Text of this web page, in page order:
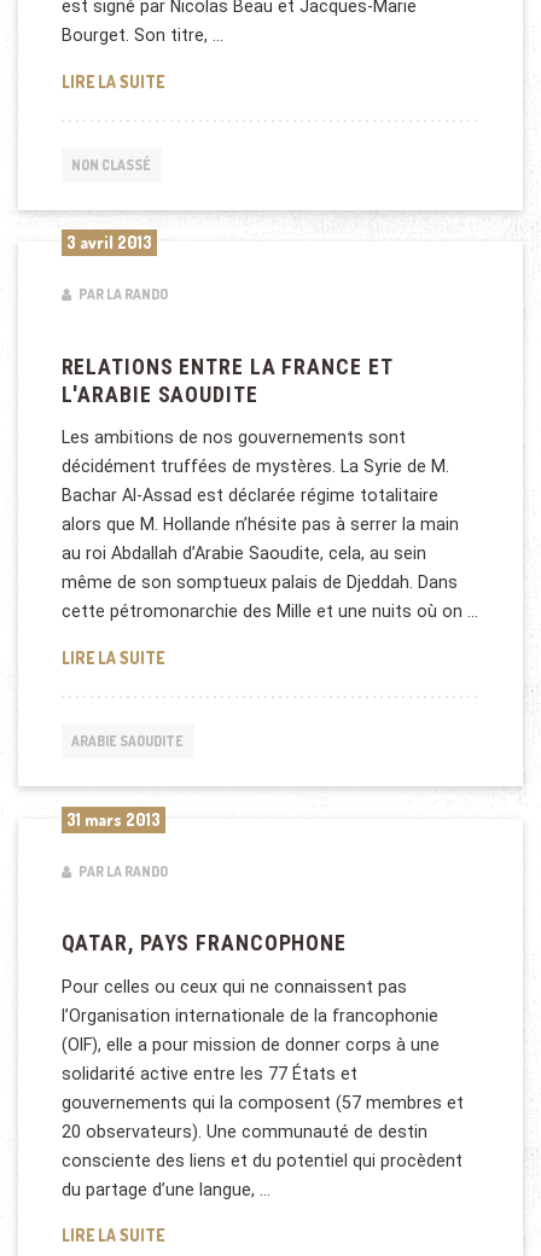
est signé par Nicolas Beau et Jacques-Marie
Bourget. Son titre, …
LIRE LA SUITELE LIVRE « VILAIN PETIT QATAR » ET SES
NON CLASSÉ
3 avril 2013
PAR LA RANDO
RELATIONS ENTRE LA FRANCE ET
L'ARABIE SAOUDITE
Les ambitions de nos gouvernements sont
décidément truffées de mystères. La Syrie de M.
Bachar Al-Assad est déclarée régime totalitaire
alors que M. Hollande n’hésite pas à serrer la main
au roi Abdallah d’Arabie Saoudite, cela, au sein
même de son somptueux palais de Djeddah. Dans
cette pétromonarchie des Mille et une nuits où on …
LIRE LA SUITERELATIONS ENTRE LA FRANCE ET L'ARABIE
ARABIE SAOUDITE
31 mars 2013
PAR LA RANDO
QATAR, PAYS FRANCOPHONE
Pour celles ou ceux qui ne connaissent pas
l’Organisation internationale de la francophonie
(OIF), elle a pour mission de donner corps à une
solidarité active entre les 77 États et
gouvernements qui la composent (57 membres et
20 observateurs). Une communauté de destin
consciente des liens et du potentiel qui procèdent
du partage d’une langue, …
LIRE LA SUITEQATAR, PAYS FRANCOPHONE